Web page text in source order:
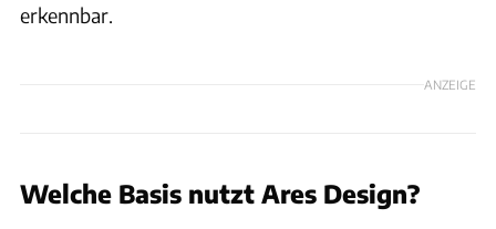
erkennbar.
ANZEIGE
Welche Basis nutzt Ares Design?